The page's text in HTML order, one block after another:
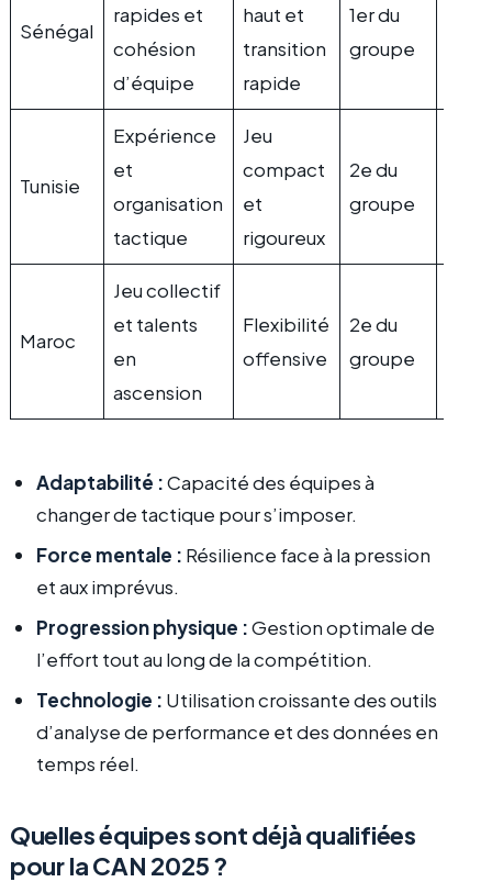
Sénégal
rapides et
cohésion
d’équipe
haut et
transition
rapide
1er du
groupe
Tunisie
Expérience
et
organisation
tactique
Jeu
compact
et
rigoureux
2e du
groupe
Maroc
Jeu collectif
et talents
en
ascension
Flexibilité
offensive
2e du
groupe
Adaptabilité :Capacité des équipes à
changer de tactique pour s’imposer.
Force mentale : Résilience face à la pression
et aux imprévus.
Progression physique :Gestion optimale de
l’effort tout au long de la compétition.
Technologie : Utilisation croissante des outils
d’analyse de performance et des données en
temps réel.
Quelles équipes sont déjà qualifiées
pour la CAN 2025 ?